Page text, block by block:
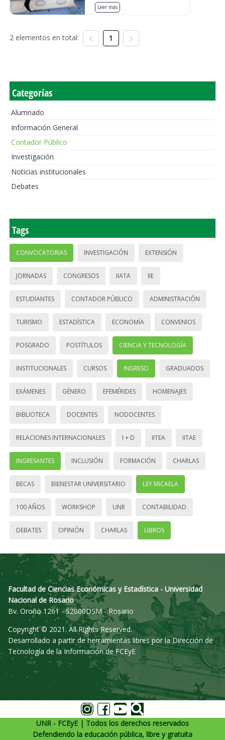
Leer más
2 elementos en total: 1
Categorías
Alumnado
Información General
Contador Público
Investigación
Noticias institucionales
Debates
Tags
CONVOCATORIAS INVESTIGACIÓN EXTENSIÓN
JORNADAS CONGRESOS IIATA IIE
ESTUDIANTES CONTADOR PÚBLICO ADMINISTRACIÓN
TURISMO ESTADÍSTICA ECONOMÍA CONVENIOS
POSGRADO POSTÍTULOS CIENCIA Y TECNOLOGÍA
INSTITUCIONALES CURSOS INGRESO GRADUADOS
EXÁMENES GÉNERO EFEMÉRIDES HOMENAJES
BIBLIOTECA DOCENTES NODOCENTES
RELACIONES INTERNACIONALES I + D IITEA IITAE
INGRESANTES INCLUSIÓN FORMACIÓN CHARLAS
BECAS BIENESTAR UNIVERSITARIO LEY MICAELA
100 AÑOS WORKSHOP UNR CONTABILIDAD
DEBATES OPINIÓN CHARLAS LIBROS
Facultad de Ciencias Económicas y Estadística - Universidad
Nacional de Rosario
Bv. Oroño 1261 - S2000DSM - Rosario
Copyright © 2021. All Rights Reserved.
Desarrollado a partir de herramientas libres por la Dirección de
Tecnología de la Información de FCEyE
UNR - FCEyE | Todos los derechos reservados
Defendiendo la educación pública, libre y gratuita